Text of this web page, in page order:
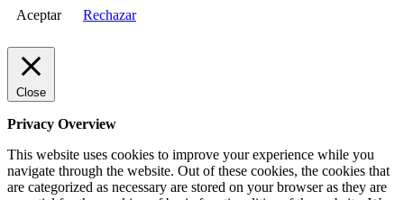
Aceptar Rechazar
Close
Privacy Overview
This website uses cookies to improve your experience while you
navigate through the website. Out of these cookies, the cookies that
are categorized as necessary are stored on your browser as they are